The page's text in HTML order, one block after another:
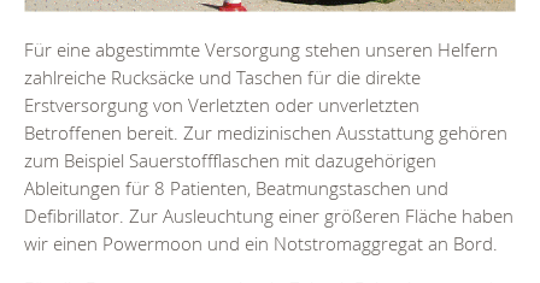
Für eine abgestimmte Versorgung stehen unseren Helfern
zahlreiche Rucksäcke und Taschen für die direkte
Erstversorgung von Verletzten oder unverletzten
Betroffenen bereit. Zur medizinischen Ausstattung gehören
zum Beispiel Sauerstoffflaschen mit dazugehörigen
Ableitungen für 8 Patienten, Beatmungstaschen und
Defibrillator. Zur Ausleuchtung einer größeren Fläche haben
wir einen Powermoon und ein Notstromaggregat an Bord.